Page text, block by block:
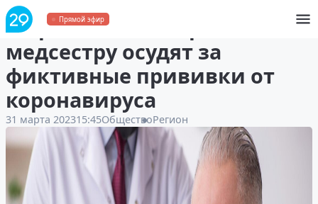
Прямой эфир
В Архангельске врача и
медсестру осудят за
фиктивные прививки от
коронавируса
31 марта 202315:45ОбществоРегион